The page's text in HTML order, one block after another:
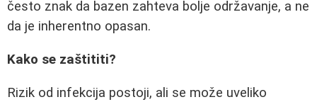
često znak da bazen zahteva bolje održavanje, a ne
da je inherentno opasan.
Kako se zaštititi?
Rizik od infekcija postoji, ali se može uveliko